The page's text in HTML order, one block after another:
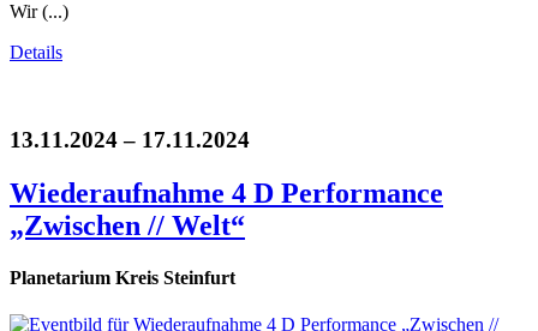
Wir (...)
Details
13.11.2024 – 17.11.2024
Wiederaufnahme 4 D Performance
„Zwischen // Welt“
Planetarium Kreis Steinfurt